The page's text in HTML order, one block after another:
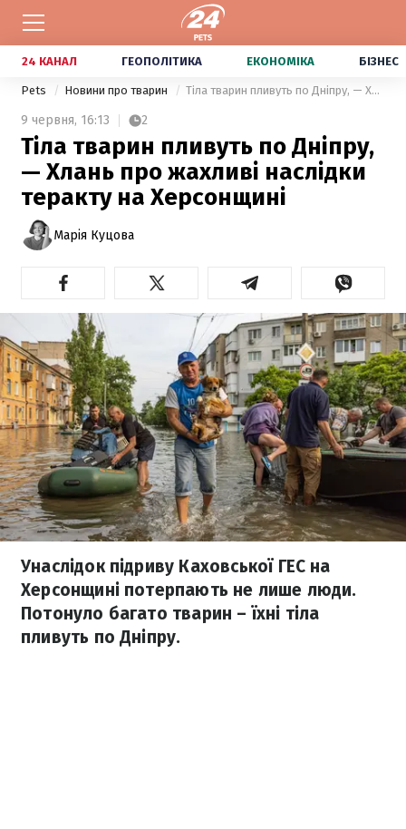
24 КАНАЛ ГЕОПОЛІТИКА ЕКОНОМІКА БІЗНЕС
Pets Новини про тварин Тіла тварин пливуть по Дніпру, — Хлань про жахливі наслідки теракту на Херсонщині
9 червня, 16:13 2
Тіла тварин пливуть по Дніпру,
— Хлань про жахливі наслідки
теракту на Херсонщині
Марія Куцова
Унаслідок підриву Каховської ГЕС на
Херсонщині потерпають не лише люди.
Потонуло багато тварин – їхні тіла
пливуть по Дніпру.